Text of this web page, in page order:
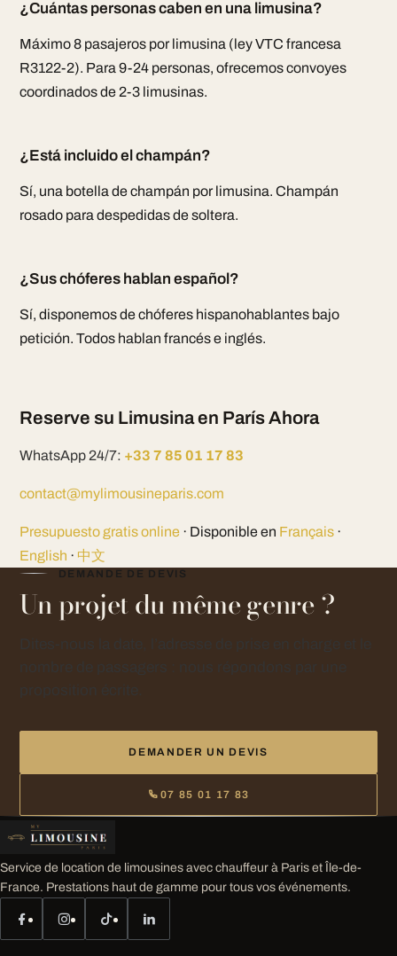
¿Cuántas personas caben en una limusina?
Máximo 8 pasajeros por limusina (ley VTC francesa
R3122-2). Para 9-24 personas, ofrecemos convoyes
coordinados de 2-3 limusinas.
¿Está incluido el champán?
Sí, una botella de champán por limusina. Champán
rosado para despedidas de soltera.
¿Sus chóferes hablan español?
Sí, disponemos de chóferes hispanohablantes bajo
petición. Todos hablan francés e inglés.
Reserve su Limusina en París Ahora
WhatsApp 24/7: +33 7 85 01 17 83
contact@mylimousineparis.com
Presupuesto gratis online· Disponible en Français·
English · 中文
DEMANDE DE DEVIS
Un projet du même genre ?
DEMANDER UN DEVIS
07 85 01 17 83
Service de location de limousines avec chauffeur à Paris et Île-de-
France. Prestations haut de gamme pour tous vos événements.